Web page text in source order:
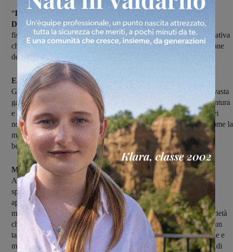
“La nostra missione va oltre la cura del corpo”, spiega la
Dottoressa Scali.“Ci impegniamo a sostenere le donne non solo
fisicamente, ma anche psicologicamente e socialmente. Ogni iniziativa
che promuoviamo è finalizzata a favorire una completa riabilitazione
delle donne che hanno subito un intervento al seno.”
E l’impegno dell’Associazione non si limita alla sfera medica.
Grazie al sostegno di volontari e donatori, A.N.D.O.S. offre una vasta
gamma di servizi, tra cui consulenze nutrizionali, sedute di agopuntura
e supporto psicologico. “Siamo sensibili all’aspetto psicologico dei
nostri membri”, continua la Dottoressa Scali. “Offriamo servizi come la
musicoterapia e consulenze con estetisti, perché sappiamo che la
bellezza interiore è altrettanto importante della salute fisica.”
Ma l’impegno dell’Associazione va oltre la cura individuale.
Attraverso eventi culturali e ricreativi come passeggiate, cene e
spettacoli teatrali, A.N.D.O.S. crea un senso di comunità e di
appartenenza, offrendo un sostegno emotivo prezioso durante i
momenti più difficili. Ed è stato proprio in questo spirito di solidarietà
che si svolgerà lo spettacolo teatrale, interpretato con maestria da un
talentuoso cast locale. La commedia, una rivisitazione al femminile e
musicale de “La strana coppia”, racconta le vicende di un gruppo di